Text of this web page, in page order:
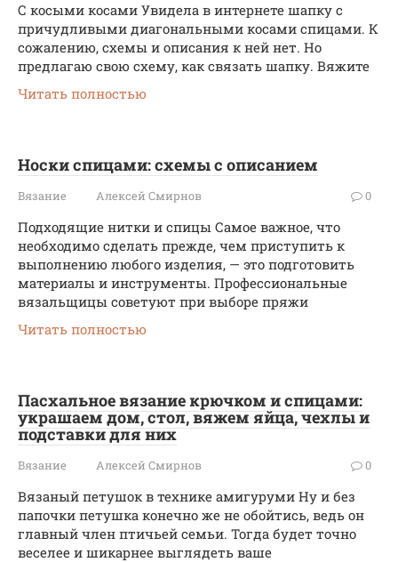
С косыми косами Увидела в интернете шапку с
причудливыми диагональными косами спицами. К
сожалению, схемы и описания к ней нет. Но
предлагаю свою схему, как связать шапку. Вяжите
Читать полностью
Носки спицами: схемы с описанием
Вязание Алексей Смирнов 0
Подходящие нитки и спицы Самое важное, что
необходимо сделать прежде, чем приступить к
выполнению любого изделия, — это подготовить
материалы и инструменты. Профессиональные
вязальщицы советуют при выборе пряжи
Читать полностью
Пасхальное вязание крючком и спицами:
украшаем дом, стол, вяжем яйца, чехлы и
подставки для них
Вязание Алексей Смирнов 0
Вязаный петушок в технике амигуруми Ну и без
папочки петушка конечно же не обойтись, ведь он
главный член птичьей семьи. Тогда будет точно
веселее и шикарнее выглядеть ваше